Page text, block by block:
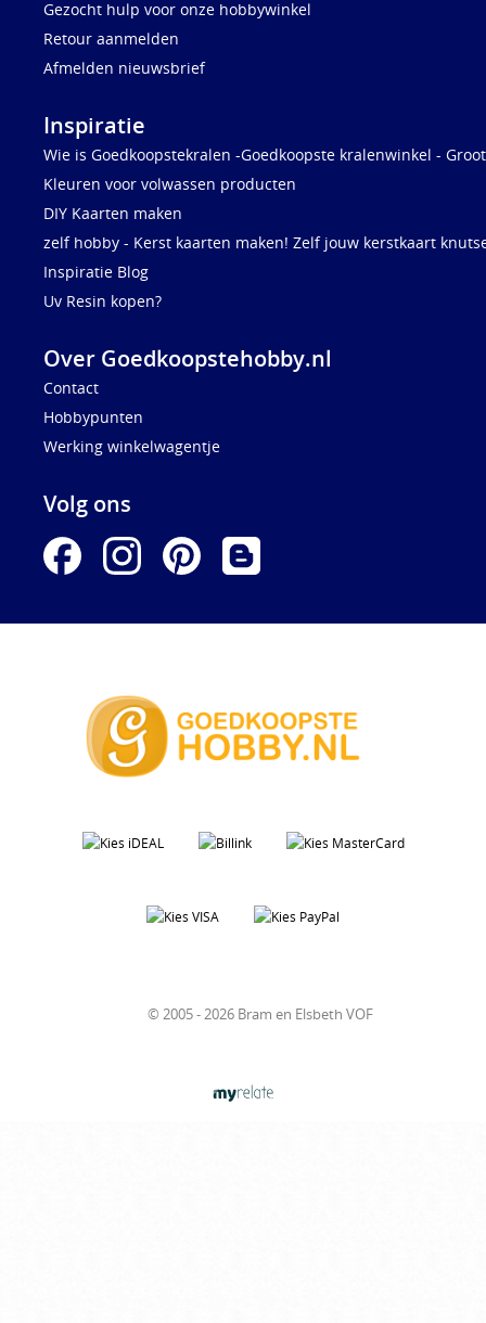
Gezocht hulp voor onze hobbywinkel
Retour aanmelden
Afmelden nieuwsbrief
Inspiratie
Wie is Goedkoopstekralen -Goedkoopste kralenwinkel -
Kleuren voor volwassen producten
DIY Kaarten maken
zelf hobby - Kerst kaarten maken! Zelf jouw kerstkaart
Inspiratie Blog
Uv Resin kopen?
Over Goedkoopstehobby.nl
Contact
Hobbypunten
Werking winkelwagentje
Volg ons
© 2005 - 2026 Bram en Elsbeth VOF